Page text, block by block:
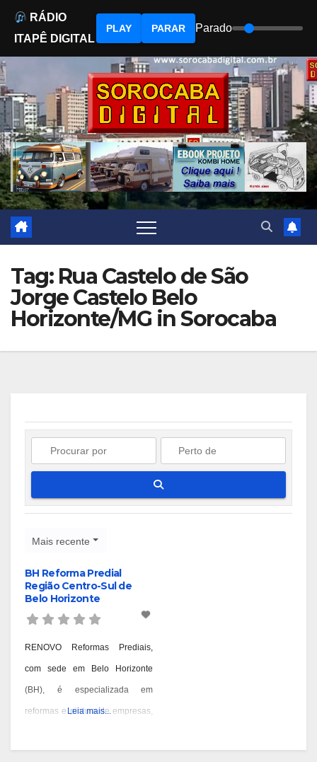
to
content
Tag: Rua Castelo de São
Jorge Castelo Belo
Horizonte/MG in Sorocaba
Mais recente
BH Reforma Predial
Região Centro-Sul de
Belo Horizonte
RENOVO Reformas Prediais,
com sede em Belo Horizonte
(BH), é especializada em
reformas e pintura de empresas,
experiência desde 1978 e são
Leia mais...
RÁDIO
ITAPÊ DIGITAL
PLAY PARAR Parado